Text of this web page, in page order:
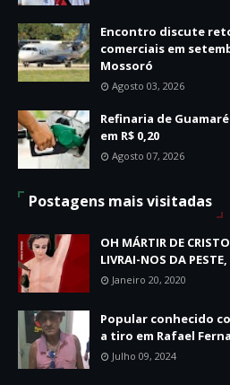
Encontro discute
comerciais em
Mossoró
Agosto 03, 2026
Refinaria de
em R$ 0,20
Agosto 07, 2026
Postagens mais visitadas
OH MÁRTIR DE
LIVRAI-NOS DA
Janeiro 20, 2020
Popular conhecido
a tiro em Rafael
Julho 09, 2024